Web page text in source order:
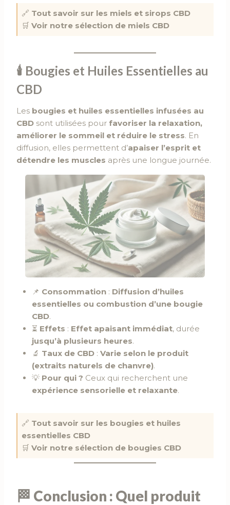
🔗 Tout savoir sur les miels et sirops CBD
🛒 Voir notre sélection de miels CBD
🕯 Bougies et Huiles Essentielles au
CBD
Les bougies et huiles essentielles infusées au
CBD sont utilisées pour favoriser la relaxation,
améliorer le sommeil et réduire le stress. En
diffusion, elles permettent d’apaiser l’esprit et
détendre les muscles après une longue journée.
📌 Consommation : Diffusion d’huiles
essentielles ou combustion d’une bougie
CBD.
⏳ Effets : Effet apaisant immédiat, durée
jusqu’à plusieurs heures.
🔬 Taux de CBD : Varie selon le produit
(extraits naturels de chanvre).
💡 Pour qui ? Ceux qui recherchent une
expérience sensorielle et relaxante.
🔗 Tout savoir sur les bougies et huiles
essentielles CBD
🛒 Voir notre sélection de bougies CBD
🏁 Conclusion : Quel produit